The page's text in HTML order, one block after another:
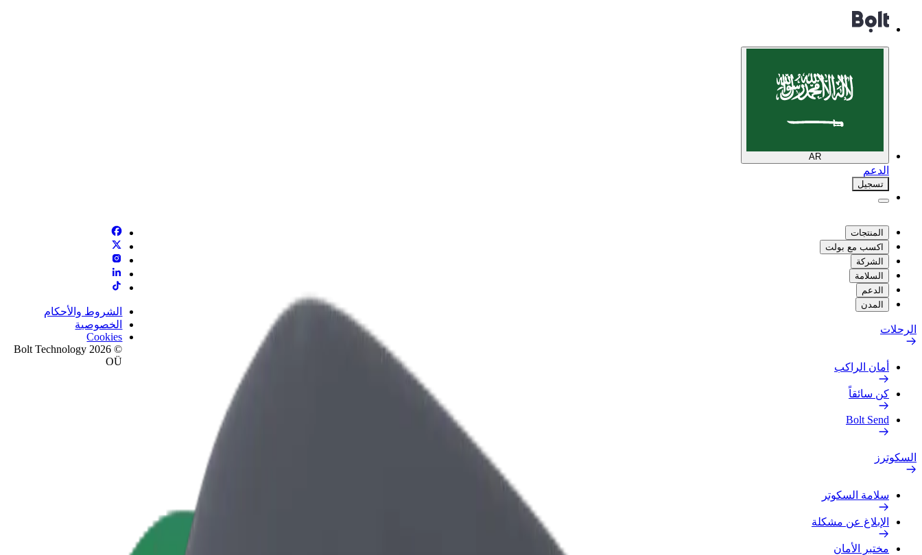
AR
الدعم
تسجيل
المنتجات
اكسب مع بولت
الشركة
السلامة
الدعم
المدن
الرحلات
أمان الراكب
كن سائقاً
Bolt Send
السكوترز
سلامة السكوتر
الإبلاغ عن مشكلة
مختبر الأمان
الشروط والأحكام
الخصوصية
Cookies
© 2026 Bolt Technology
OÜ